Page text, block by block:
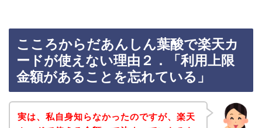
こころからだあんしん葉酸で楽天カ
ードが使えない理由２．「利用上限
金額があることを忘れている」
実は、私自身知らなかったのですが、楽天